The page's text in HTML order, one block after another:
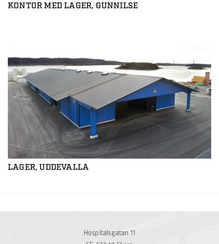
KONTOR MED LAGER, GUNNILSE
LAGER, UDDEVALLA
Hospitalsgatan 11